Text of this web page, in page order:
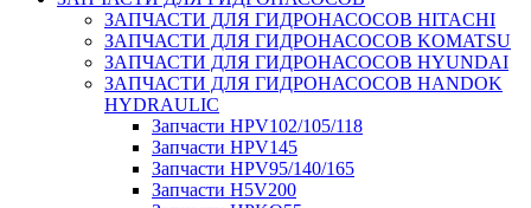
ЗАПЧАСТИ ДЛЯ ГИДРОНАСОСОВ HITACHI
ЗАПЧАСТИ ДЛЯ ГИДРОНАСОСОВ KOMATSU
ЗАПЧАСТИ ДЛЯ ГИДРОНАСОСОВ HYUNDAI
ЗАПЧАСТИ ДЛЯ ГИДРОНАСОСОВ HANDOK
HYDRAULIC
Запчасти HPV102/105/118
Запчасти HPV145
Запчасти HPV95/140/165
Запчасти H5V200